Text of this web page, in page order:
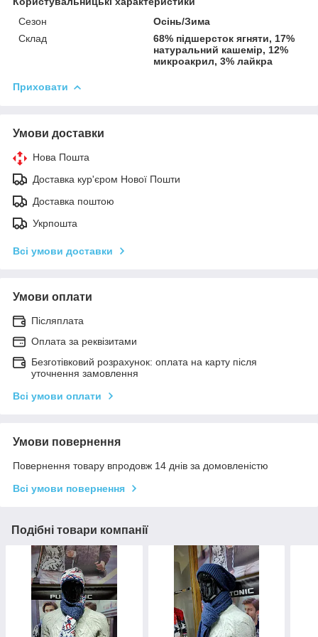
Сезон
Осінь/Зима
Склад
68% підшерсток ягняти, 17%
натуральний кашемір, 12%
микроакрил, 3% лайкра
Приховати
Умови доставки
Нова Пошта
Доставка кур'єром Нової Пошти
Доставка поштою
Укрпошта
Всі умови доставки
Умови оплати
Післяплата
Оплата за реквізитами
Безготівковий розрахунок: оплата на карту після
уточнення замовлення
Всі умови оплати
Умови повернення
Повернення товару впродовж 14 днів за домовленістю
Всі умови повернення
Подібні товари компанії